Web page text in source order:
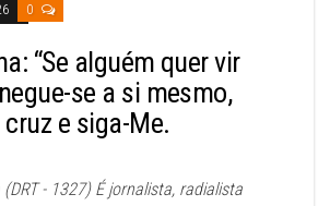
0
“Se alguém quer vir
se a si mesmo,
e siga-Me.
- 1327) É jornalista, radialista